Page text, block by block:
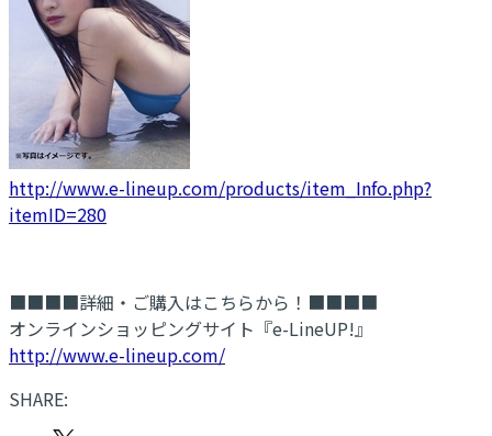
http://www.e-lineup.com/products/item_Info.php?
itemID=280
■■■■詳細・ご購入はこちらから！■■■■
オンラインショッピングサイト『e-LineUP!』
http://www.e-lineup.com/
SHARE: